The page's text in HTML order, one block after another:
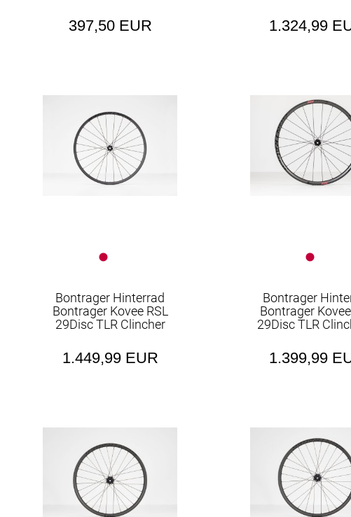
397,50 EUR 1.324,99
Bontrager Hinterrad
Bontrager Kovee RSL
29Disc TLR Clincher
1.449,99 EUR
Bontrager
Bontrager
29Disc TLR
1.399,99